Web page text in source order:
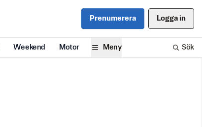
Prenumerera Logga in
Weekend Motor Meny Sök